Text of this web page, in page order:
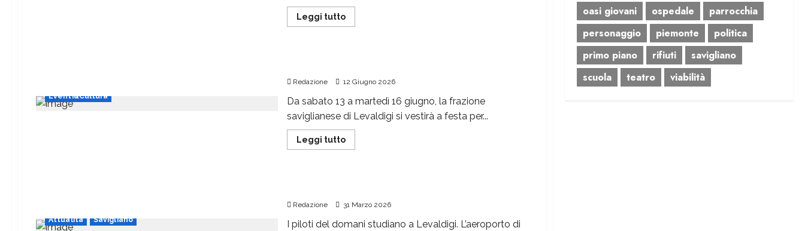
Leggi tutto
Eventi&Cultura
Redazione 12 Giugno 2026
Da sabato 13 a martedì 16 giugno, la frazione
saviglianese di Levaldigi si vestirà a festa per...
Leggi tutto
Attualità Savigliano
Redazione 31 Marzo 2026
I piloti del domani studiano a Levaldigi. L’aeroporto di
oasi giovani
ospedale
parrocchia
personaggio
piemonte
politica
primo piano
rifiuti
savigliano
scuola
teatro viabilità